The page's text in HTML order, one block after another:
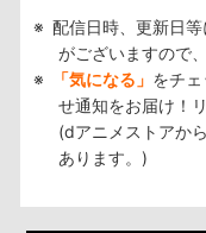
配信日時、更新日
がございますので
「気になる」 をチ
せ通知をお届け！
(dアニメストアか
あります。)